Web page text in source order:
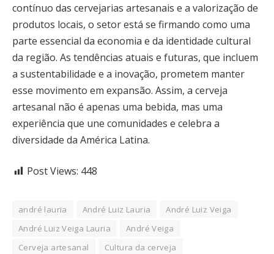
contínuo das cervejarias artesanais e a valorização de
produtos locais, o setor está se firmando como uma
parte essencial da economia e da identidade cultural
da região. As tendências atuais e futuras, que incluem
a sustentabilidade e a inovação, prometem manter
esse movimento em expansão. Assim, a cerveja
artesanal não é apenas uma bebida, mas uma
experiência que une comunidades e celebra a
diversidade da América Latina.
Post Views: 448
andré lauria André Luiz Lauria
André Luiz Veiga
André Luiz Veiga Lauria
André Veiga
Cerveja artesanal
Cultura da cerveja